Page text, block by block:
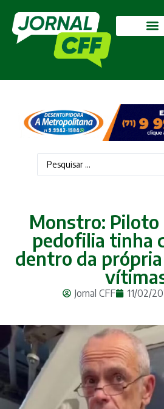
Monstro: Piloto
pedofilia tinha
dentro da
Jornal CFF 11/02/